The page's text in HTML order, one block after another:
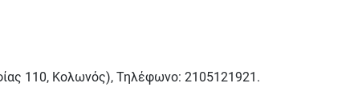
110, Κολωνός), Τηλέφωνο: 2105121921.